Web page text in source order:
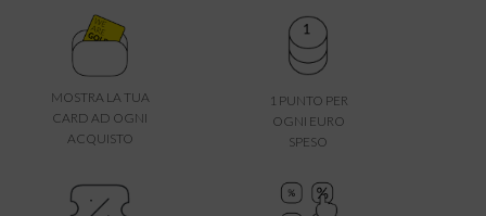
MOSTRA LA TUA
CARD AD OGNI
ACQUISTO
1 PUNTO PER
OGNI EURO
SPESO